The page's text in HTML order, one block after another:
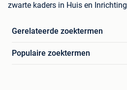
zwarte kaders in Huis en Inrichting
Gerelateerde zoektermen
Populaire zoektermen